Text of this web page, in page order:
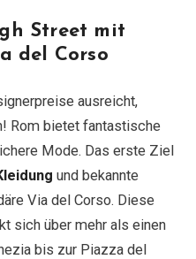
Street mit
del Corso
ausreicht,
Rom bietet fantastische
Mode. Das erste Ziel
und bekannte
Via del Corso. Diese
sich über mehr als einen
bis zur Piazza del